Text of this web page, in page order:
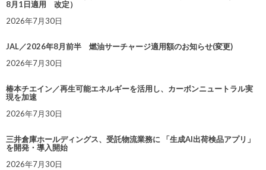
8月1日適用 改定）
2026年7月30日
JAL／2026年8月前半 燃油サーチャージ適用額のお知らせ(変更)
2026年7月30日
椿本チエイン／再生可能エネルギーを活用し、カーボンニュートラル実
現を加速
2026年7月30日
三井倉庫ホールディングス、受託物流業務に 「生成AI出荷検品アプリ」
を開発・導入開始
2026年7月30日